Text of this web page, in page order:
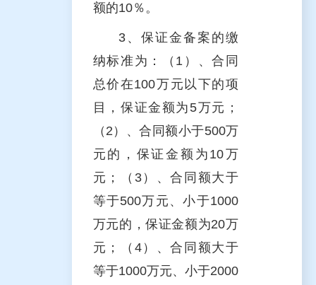
额的10％。
3、保证金备案的缴
纳标准为：（1）、合同
总价在100万元以下的项
目，保证金额为5万元；
（2）、合同额小于500万
元的，保证金额为10万
元；（3）、合同额大于
等于500万元、小于1000
万元的，保证金额为20万
元；（4）、合同额大于
等于1000万元、小于2000